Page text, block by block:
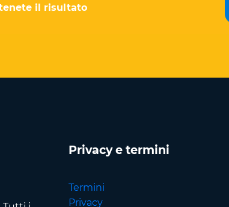
il risultato
Privacy e termini
Termini
Privacy